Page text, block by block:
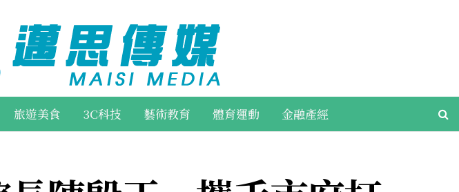
旅遊美食 3C科技 藝術教育 體育運動 金融產經